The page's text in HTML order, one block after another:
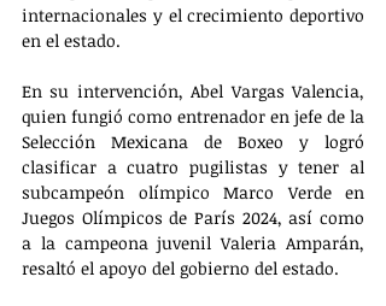
internacionales y el crecimiento deportivo
en el estado.
En su intervención, Abel Vargas Valencia,
quien fungió como entrenador en jefe de la
Selección Mexicana de Boxeo y logró
clasificar a cuatro pugilistas y tener al
subcampeón olímpico Marco Verde en
Juegos Olímpicos de París 2024, así como
a la campeona juvenil Valeria Amparán,
resaltó el apoyo del gobierno del estado.